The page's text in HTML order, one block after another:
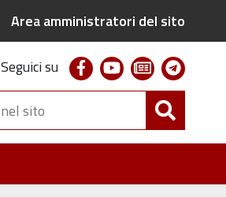
Area amministratori del sito
Seguici su facebookyoutubenewsletter
Cerca
nel
sito